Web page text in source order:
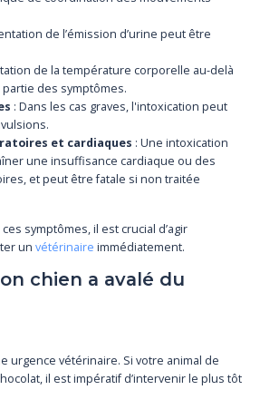
de l’émission d’urine peut être
de la température corporelle au-delà
partie des symptômes.
: Dans les cas graves, l'intoxication peut
et cardiaques : Une intoxication
une insuffisance cardiaque ou des
et peut être fatale si non traitée
symptômes, il est crucial d’agir
un vétérinaire immédiatement.
chien a avalé du
urgence vétérinaire. Si votre animal de
il est impératif d’intervenir le plus tôt